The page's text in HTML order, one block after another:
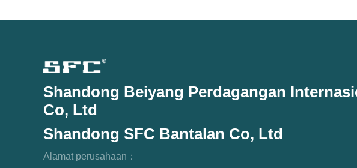
Shandong Beiyang Perdagangan
Co, Ltd
Shandong SFC Bantalan Co, Ltd
Alamat perusahaan：